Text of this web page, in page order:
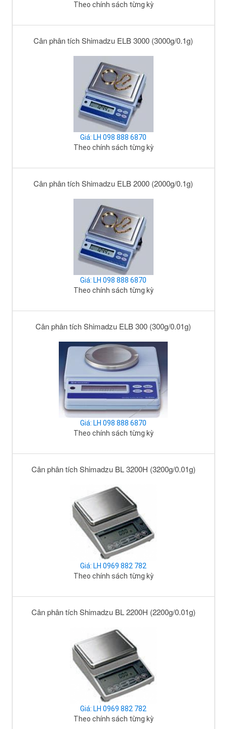
Theo chính sách từng kỳ
Cân phân tích Shimadzu ELB 3000 (3000g/0.1g)
Giá: LH 098 888 6870
Theo chính sách từng kỳ
Cân phân tích Shimadzu ELB 2000 (2000g/0.1g)
Giá: LH 098 888 6870
Theo chính sách từng kỳ
Cân phân tích Shimadzu ELB 300 (300g/0.01g)
Giá: LH 098 888 6870
Theo chính sách từng kỳ
Cân phân tích Shimadzu BL 3200H (3200g/0.01g)
Giá: LH 0969 882 782
Theo chính sách từng kỳ
Cân phân tích Shimadzu BL 2200H (2200g/0.01g)
Giá: LH 0969 882 782
Theo chính sách từng kỳ